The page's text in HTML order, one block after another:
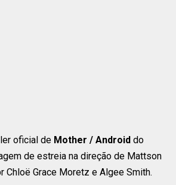
oficial de Mother / Android do
de estreia na direção de Mattson
Chloë Grace Moretz e Algee Smith.